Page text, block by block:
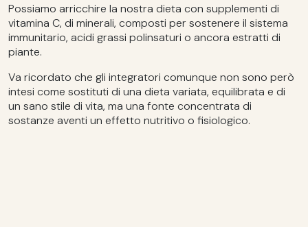
Possiamo arricchire la nostra dieta con supplementi di
vitamina C, di minerali, composti per sostenere il sistema
immunitario, acidi grassi polinsaturi o ancora estratti di
piante.
Va ricordato che gli integratori comunque non sono però
intesi come sostituti di una dieta variata, equilibrata e di
un sano stile di vita, ma una fonte concentrata di
sostanze aventi un effetto nutritivo o fisiologico.